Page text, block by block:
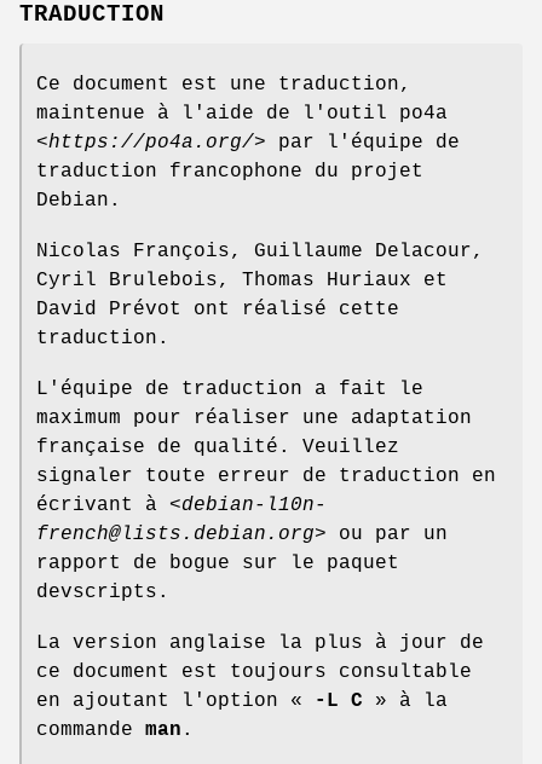
TRADUCTION
Ce document est une traduction,
maintenue à l'aide de l'outil po4a
<https://po4a.org/> par l'équipe de
traduction francophone du projet
Debian.
Nicolas François, Guillaume Delacour,
Cyril Brulebois, Thomas Huriaux et
David Prévot ont réalisé cette
traduction.
L'équipe de traduction a fait le
maximum pour réaliser une adaptation
française de qualité. Veuillez
signaler toute erreur de traduction en
écrivant à <debian-l10n-
french@lists.debian.org> ou par un
rapport de bogue sur le paquet
devscripts.
La version anglaise la plus à jour de
ce document est toujours consultable
en ajoutant l'option «
-L C » à la
commande man .